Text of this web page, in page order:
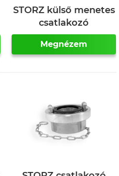
STORZ külső menetes
csatlakozó
Megnézem